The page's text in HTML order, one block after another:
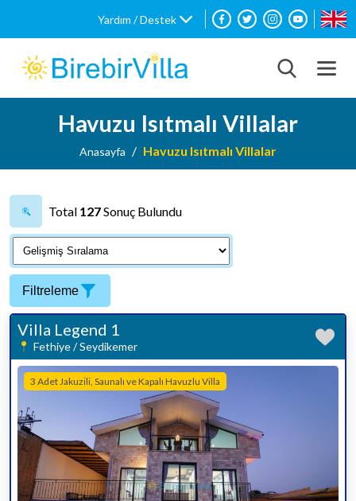
Yardım / Destek
Havuzu Isıtmalı Villalar
Anasayfa Havuzu Isıtmalı Villalar
Total 127Sonuç Bulundu
Filtreleme
Villa Legend 1
Fethiye / Seydikemer
3 Adet Jakuzili, Saunalı ve Kapalı Havuzlu Villa